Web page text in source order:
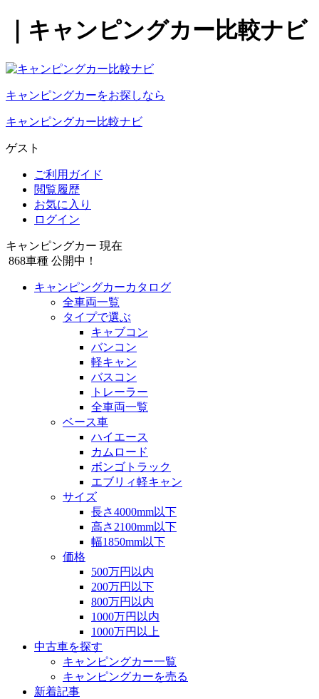
｜キャンピングカー比較ナビ
キャンピングカーをお探しなら
キャンピングカー比較ナビ
ゲスト
ご利用ガイド
閲覧履歴
お気に入り
ログイン
キャンピングカー 現在
868車種 公開中！
キャンピングカーカタログ
全車両一覧
タイプで選ぶ
キャブコン
バンコン
軽キャン
バスコン
トレーラー
全車両一覧
ベース車
ハイエース
カムロード
ボンゴトラック
エブリィ軽キャン
サイズ
長さ4000mm以下
高さ2100mm以下
幅1850mm以下
価格
500万円以内
200万円以下
800万円以内
1000万円以内
1000万円以上
中古車を探す
キャンピングカー一覧
キャンピングカーを売る
新着記事